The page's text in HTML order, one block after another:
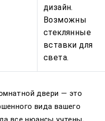
дизайн.
Возможны
стеклянные
вставки для
света.
двери — это
вида вашего